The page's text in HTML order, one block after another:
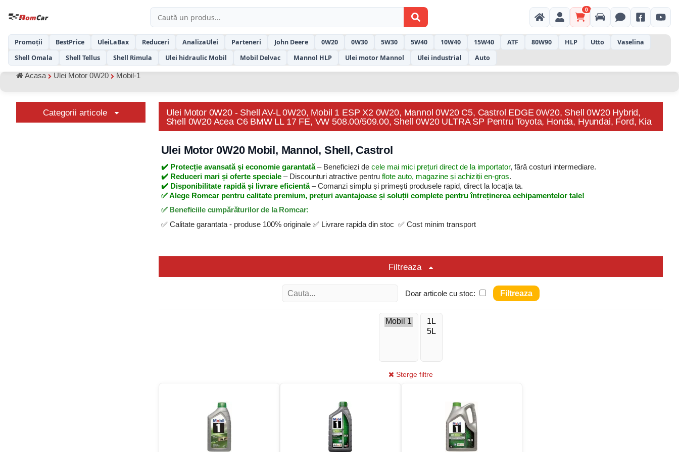
0
Promoții BestPrice UleiLaBax Reduceri AnalizaUlei Parteneri John Deere 0W20 0W30 5W30 5W40 10W40 15W40 ATF 80W90 HLP Utto
Vaselina
Shell Omala
Shell Tellus Shell Rimula Ulei hidraulic Mobil Mobil Delvac Mannol HLP Ulei motor Mannol Ulei industrial Auto
Acasa Ulei Motor 0W20 Mobil-1
Categorii articole
Ulei Motor 0W20 - Shell AV-L 0W20, Mobil 1 ESP X2 0W20, Mannol 0W20 C5, Castrol EDGE 0W20, Shell 0W20 Hybrid,
Shell 0W20 Acea C6 BMW LL 17 FE, VW 508.00/509.00, Shell 0W20 ULTRA SP Pentru Toyota, Honda, Hyundai, Ford, Kia
Ulei Motor 0W20 Mobil, Mannol, Shell, Castrol
✔️ Protecție avansată și economie garantată– Beneficiezi de cele mai mici prețuri direct de la importator, fără costuri intermediare.
✔️ Reduceri mari și oferte speciale– Discounturi atractive pentru flote auto, magazine și achiziții en-gros.
✔️ Disponibilitate rapidă și livrare eficientă– Comanzi simplu și primești produsele rapid, direct la locația ta.
✅ Alege Romcar pentru calitate premium, prețuri avantajoase și soluții complete pentru întreținerea echipamentelor tale!
✅ Beneficiile cumpărăturilor de la Romcar:
✅ Calitate garantata - produse 100% originale ✅ Livrare rapida din stoc ✅ Cost minim transport
ideal pentru porniri la temperaturi scăzute și oferă protecție excelentă în regimuri variate de funcționare.
inclusiv specificațiile producătorilor de top. Aceste uleiuri sunt perfecte pentru autoturisme moderne cu sisteme start-stop și cerințe de economie de combustibil.
Viscozitate excelentă la temperaturi scăzute – protecție imediată la pornire
– Shell Helix Ultra Professional AV-L 0W20
– Castrol EDGE Professional 0W20
Aplicatii si recomandari:
Potrivit pentru autoturisme echipate cu sisteme de tratare a emisiilor (DPF, EGR), compatibil cu standarde de emisii Euro 5 și Euro 6. Ideal pentru vehicule cu
Filtreaza
Doar articole cu stoc:
Sterge filtre